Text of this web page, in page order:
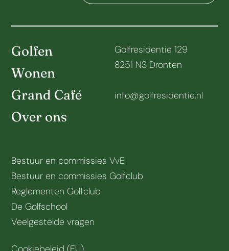
Golfen
Wonen
Grand Café
Over ons
Golfresidentie 129
8251 NS Dronten
info@golfresidentie.nl
Bestuur en commissies VvE
Bestuur en commissies Golfclub
Reglementen Golfclub
De Golfschool
Veelgestelde vragen